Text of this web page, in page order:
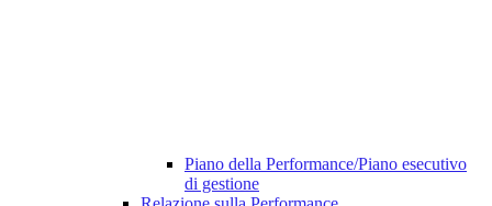
Piano della Performance/Piano esecutivo
di gestione